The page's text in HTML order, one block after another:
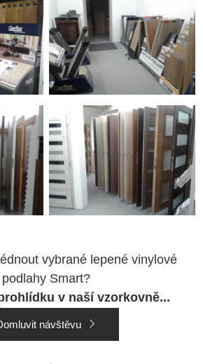
vybrané lepené vinylové
podlahy Smart?
v naší vzorkovně...
návštěvu